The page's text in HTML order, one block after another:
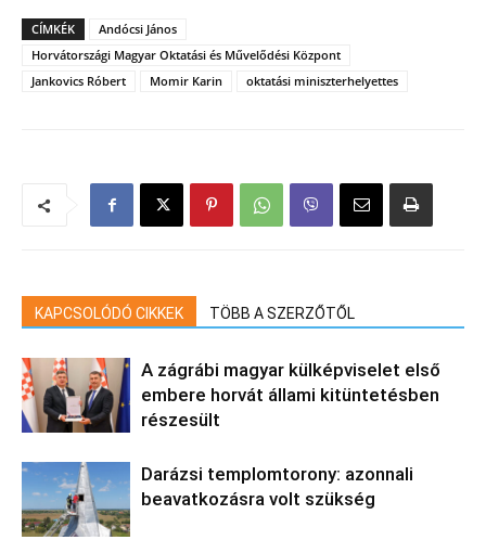
CÍMKÉK
Andócsi János
Horvátországi Magyar Oktatási és Művelődési Központ
Jankovics Róbert
Momir Karin oktatási miniszterhelyettes
KAPCSOLÓDÓ CIKKEK TÖBB A SZERZŐTŐL
A zágrábi magyar külképviselet első
embere horvát állami kitüntetésben
részesült
Darázsi templomtorony: azonnali
beavatkozásra volt szükség